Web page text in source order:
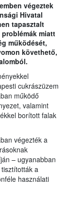
végeztek
Hivatal
tapasztalt
miatt
működését,
követhető,
cukrászüzem
működő
valamint
borított falak
végezték a
– ugyanabban
a
használati